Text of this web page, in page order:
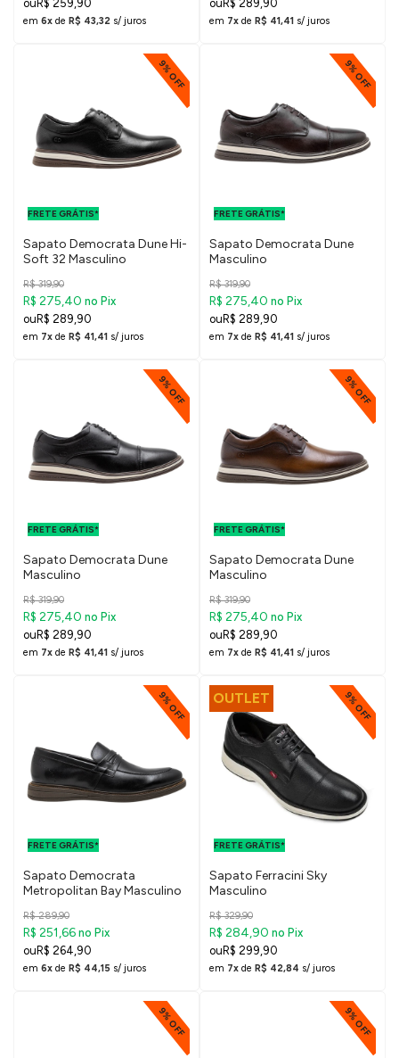
R$ 259,90
em 6x de R$ 43,32 s/ juros
R$ 289,90
em 7x de R$ 41,41 s/ juros
9% OFF
FRETE GRÁTIS*
Sapato Democrata Dune Hi-
Soft 32 Masculino
R$ 319,90
R$ 275,40 no Pix
R$ 289,90
em 7x de R$ 41,41 s/ juros
9% OFF
FRETE GRÁTIS*
Sapato Democrata Dune
Masculino
R$ 319,90
R$ 275,40 no Pix
R$ 289,90
em 7x de R$ 41,41 s/ juros
9% OFF
FRETE GRÁTIS*
Sapato Democrata Dune
Masculino
R$ 319,90
R$ 275,40 no Pix
R$ 289,90
em 7x de R$ 41,41 s/ juros
9% OFF
FRETE GRÁTIS*
Sapato Democrata Dune
Masculino
R$ 319,90
R$ 275,40 no Pix
R$ 289,90
em 7x de R$ 41,41 s/ juros
9% OFF
FRETE GRÁTIS*
Sapato Democrata
Metropolitan Bay Masculino
R$ 289,90
R$ 251,66 no Pix
R$ 264,90
em 6x de R$ 44,15 s/ juros
OUTLET 9% OFF
FRETE GRÁTIS*
FRETE GRÁTIS
Sapato Ferracini Sky
Masculino
R$ 329,90
R$ 284,90 no Pix
R$ 299,90
em 7x de R$ 42,84 s/ juros
9% OFF 9% OFF